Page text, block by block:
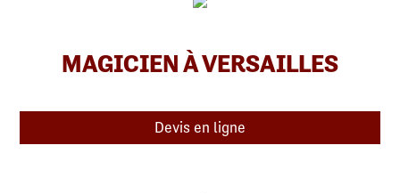
MAGICIEN À VERSAILLES
Devis en ligne